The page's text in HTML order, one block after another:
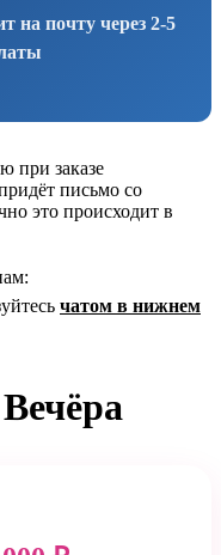
на почту через 2-5
при заказе
письмо со
это происходит в
чатом в нижнем